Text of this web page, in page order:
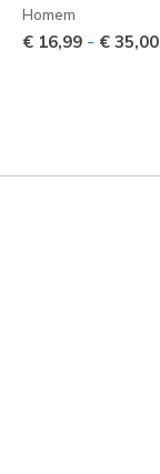
Homem
€ 16,99 - € 35,00